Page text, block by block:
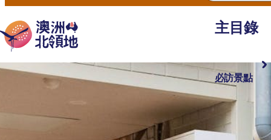
主目錄
必訪景點